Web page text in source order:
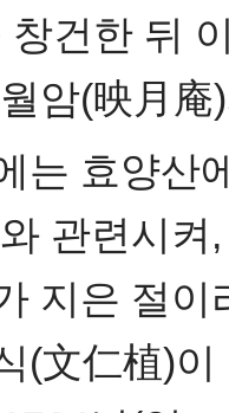
창건한 뒤
암(映月
는 효양산
관련시켜
지은 절이
(文仁植)